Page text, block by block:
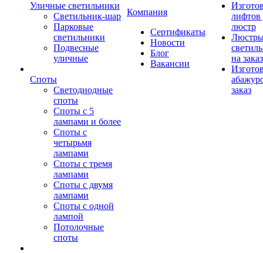
Уличные светильники
Светильник-шар
Парковые
светильники
Подвесные
уличные
Споты
Светодиодные
споты
Споты с 5
лампами и более
Споты с
четырьмя
лампами
Споты с тремя
лампами
Споты с двумя
лампами
Споты с одной
лампой
Потолочные
споты
Компания
Сертификаты
Новости
Блог
Вакансии
лифтов
люстр
на заказ
заказ